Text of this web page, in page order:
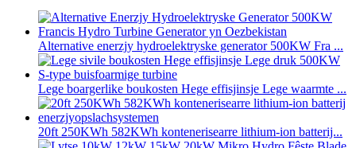
Alternative enerzjy hydroelektryske generator 500KW Fra ...
Lege boargerlike boukosten Hege effisjinsje Lege waarmte ...
20ft 250KWh 582KWh kontenerisearre lithium-ion batterij...